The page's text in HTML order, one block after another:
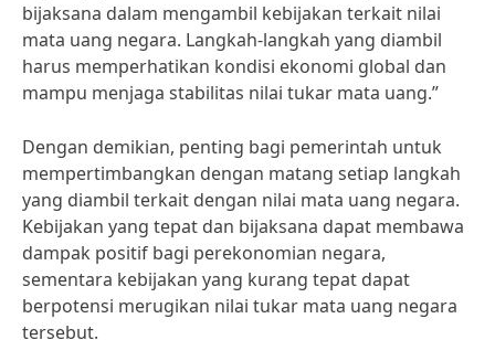
bijaksana dalam mengambil kebijakan terkait nilai
mata uang negara. Langkah-langkah yang diambil
harus memperhatikan kondisi ekonomi global dan
mampu menjaga stabilitas nilai tukar mata uang.”
Dengan demikian, penting bagi pemerintah untuk
mempertimbangkan dengan matang setiap langkah
yang diambil terkait dengan nilai mata uang negara.
Kebijakan yang tepat dan bijaksana dapat membawa
dampak positif bagi perekonomian negara,
sementara kebijakan yang kurang tepat dapat
berpotensi merugikan nilai tukar mata uang negara
tersebut.